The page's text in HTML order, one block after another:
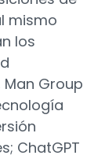
mismo
los
Group
ChatGPT